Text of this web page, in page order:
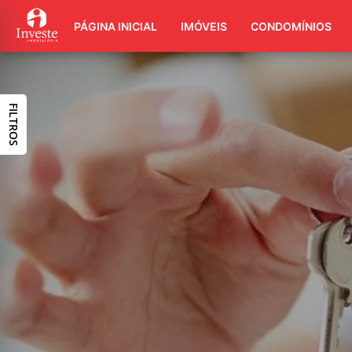
PÁGINA INICIAL IMÓVEIS CONDOMÍNIOS
FILTROS